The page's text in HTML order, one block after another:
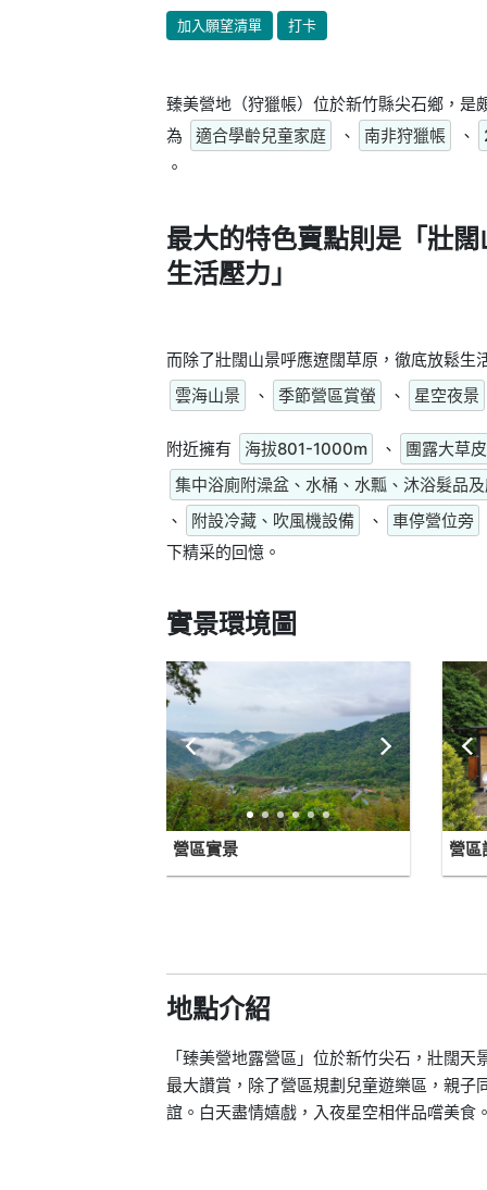
加入願望清單 打卡
臻美營地（狩獵帳）位於新竹縣尖石鄉，是
為
適合學齡兒童家庭 、 南非狩獵帳 、
。
最大的特色賣點則是「壯闊
生活壓力」
而除了壯闊山景呼應遼闊草原，徹底放鬆生
雲海山景
、 季節營區賞螢 、 星空夜景
附近擁有 海拔801-1000m 、
團露大草皮
集中浴廁附澡盆、水桶、水瓢、沐浴髮品
、
附設冷藏、吹風機設備 、 車停營位旁
下精采的回憶。
實景環境圖
營區實景 營區
地點介紹
「臻美營地露營區」位於新竹尖石，壯闊
最大讚賞，除了營區規劃兒童遊樂區，親子
誼。白天盡情嬉戲，入夜星空相伴品嚐美食